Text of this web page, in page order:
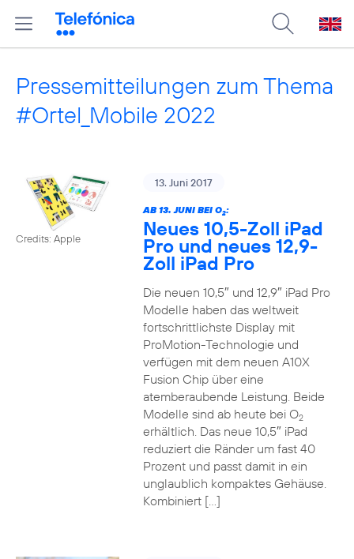
Pressemitteilungen zum Thema
#Ortel_Mobile 2022
Credits: Apple
13. Juni 2017
AB 13. JUNI BEI O2:
Neues 10,5-Zoll iPad
Pro und neues 12,9-
Zoll iPad Pro
Die neuen 10,5″ und 12,9″ iPad Pro
Modelle haben das weltweit
fortschrittlichste Display mit
ProMotion-Technologie und
verfügen mit dem neuen A10X
Fusion Chip über eine
atemberaubende Leistung. Beide
Modelle sind ab heute bei O2
erhältlich. Das neue 10,5″ iPad
reduziert die Ränder um fast 40
Prozent und passt damit in ein
unglaublich kompaktes Gehäuse.
Kombiniert […]